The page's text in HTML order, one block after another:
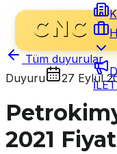
Tüm duyurular
Duyuru
27 Eylül
2021